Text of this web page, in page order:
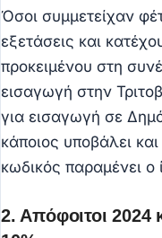
Όσοι συμμετείχαν
εξετάσεις και
προκειμένου στη
εισαγωγή στην
για εισαγωγή σε
κάποιος υποβάλει
κωδικός παραμένει ο
2. Απόφοιτοι 2024